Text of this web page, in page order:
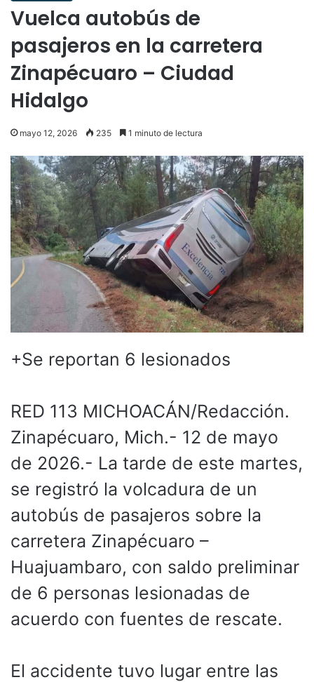
Vuelca autobús de
pasajeros en la carretera
Zinapécuaro – Ciudad
Hidalgo
mayo 12, 2026 235 1 minuto de lectura
+Se reportan 6 lesionados
RED 113 MICHOACÁN/Redacción.
Zinapécuaro, Mich.- 12 de mayo
de 2026.- La tarde de este martes,
se registró la volcadura de un
autobús de pasajeros sobre la
carretera Zinapécuaro –
Huajuambaro, con saldo preliminar
de 6 personas lesionadas de
acuerdo con fuentes de rescate.
El accidente tuvo lugar entre las